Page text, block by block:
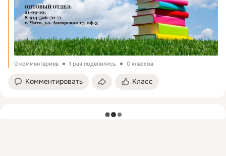
0 комментариев 1 раз поделились 0 классов
Комментировать Класс